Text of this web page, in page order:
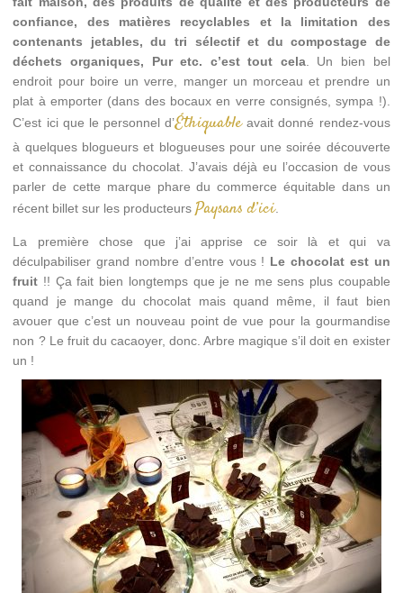
confiance, des matières recyclables et la limitation des
contenants jetables, du tri sélectif et du compostage de
déchets organiques, Pur etc. c’est tout cela. Un bien bel
endroit pour boire un verre, manger un morceau et prendre un
plat à emporter (dans des bocaux en verre consignés, sympa !).
C’est ici que le personnel d’Éthiquable avait donné rendez-vous
à quelques blogueurs et blogueuses pour une soirée découverte
et connaissance du chocolat. J’avais déjà eu l’occasion de vous
parler de cette marque phare du commerce équitable dans un
récent billet sur les producteursPaysans d’ici.
La première chose que j’ai apprise ce soir là et qui va
déculpabiliser grand nombre d’entre vous ! Le chocolat est un
fruit !! Ça fait bien longtemps que je ne me sens plus coupable
quand je mange du chocolat mais quand même, il faut bien
avouer que c’est un nouveau point de vue pour la gourmandise
non ? Le fruit du cacaoyer, donc. Arbre magique s’il doit en exister
un !